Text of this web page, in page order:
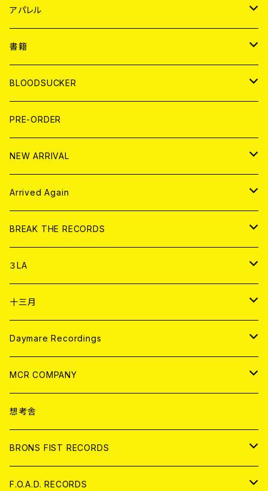
WORLD
JAPAN
７EP
LP
WORLD
7EP
LP
アパレル
JAPAN
T-shirt
HOOD
WORLD
T-shirt
HOOD
書籍
MAGAZINE
BOLLOCKS
EL ZINE
写真集 (PHOTOBOOK)
BLOODSUCKER
CD
アナログ
アパレル
書籍
DIGITAL CONTENTS
PRE-ORDER
NEW ARRIVAL
CD
アナログ
Arrived Again
CD
アナログ
BREAK THE RECORDS
CD
ANALOG
アパレル
３LA
CD
ANALOG
十三月
CD
ANALOG
Daymare Recordings
CD
ANALOG
MCR COMPANY
CD
アパレル
ANALOG
想考舎
BRONS FIST RECORDS
CD
F.O.A.D. RECORDS